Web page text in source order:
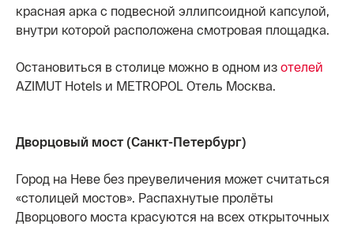
красная арка с подвесной эллипсоидной капсулой,
внутри которой расположена смотровая площадка.
Остановиться в столице можно в одном из отелей
AZIMUT Hotels и METROPOL Отель Москва.
Дворцовый мост (Санкт-Петербург)
Город на Неве без преувеличения может считаться
«столицей мостов». Распахнутые пролёты
Дворцового моста красуются на всех открыточных